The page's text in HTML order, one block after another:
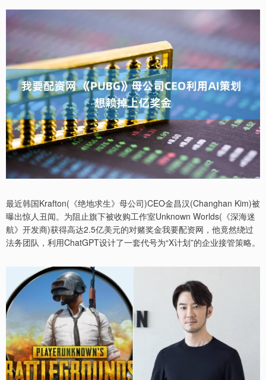
最近韩国Krafton(《绝地求生》母公司)CEO金昌汉(Changhan Kim)被
曝出惊人丑闻。为阻止旗下被收购工作室Unknown Worlds(《深海迷
航》开发商)获得高达2.5亿美元的对赌奖金我要配资网，他竟然绕过
法务团队，利用ChatGPT设计了一套代号为“X计划”的企业接管策略。